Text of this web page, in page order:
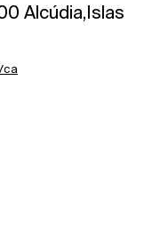
Alcúdia,Islas
ca